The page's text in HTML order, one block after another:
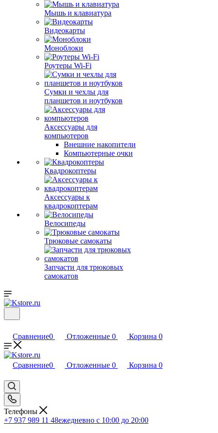
Мышь и клавиатура
Видеокарты
Моноблоки
Роутеры Wi-Fi
Сумки и чехлы для
планшетов и ноутбуков
Аксессуары для
компьютеров
Внешние накопители
Компьютерные очки
Квадрокоптеры
Аксессуары к
квадрокоптерам
Велосипеды
Трюковые самокаты
Запчасти для трюковых
самокатов
Сравнение0 Отложенные 0 Корзина 0
Сравнение0 Отложенные 0 Корзина 0
Телефоны
+7 937 989 11 48ежедневно с 10:00 до 20:00